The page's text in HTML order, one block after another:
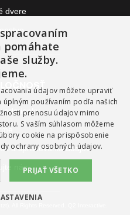
dvere
a spracovania údajov
nás
pomáhate
služby.
údajov môžete upraviť
používaním podľa našich
prenosu údajov mimo
S vaším súhlasom môžeme
cookie na prispôsobenie
ochrany osobných údajov.
PRIJAŤ VŠETKO